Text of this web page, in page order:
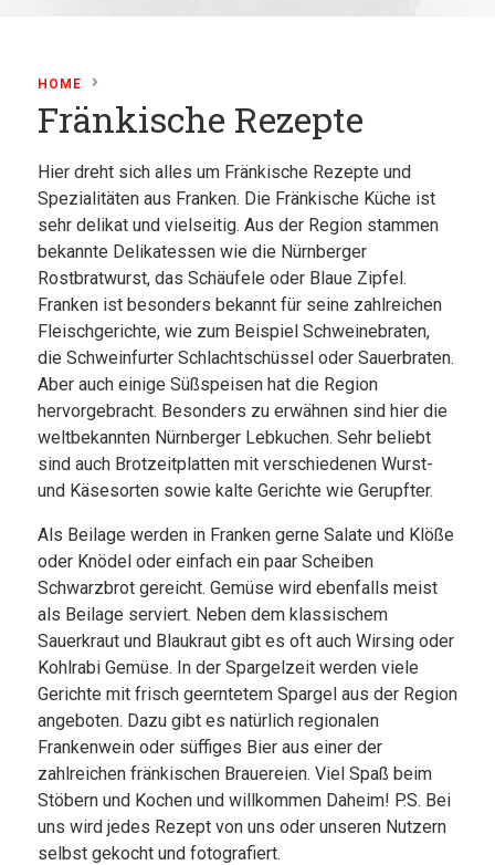
HOME
Fränkische Rezepte
Hier dreht sich alles um Fränkische Rezepte und
Spezialitäten aus Franken. Die Fränkische Küche ist
sehr delikat und vielseitig. Aus der Region stammen
bekannte Delikatessen wie die Nürnberger
Rostbratwurst, das Schäufele oder Blaue Zipfel.
Franken ist besonders bekannt für seine zahlreichen
Fleischgerichte, wie zum Beispiel Schweinebraten,
die Schweinfurter Schlachtschüssel oder Sauerbraten.
Aber auch einige Süßspeisen hat die Region
hervorgebracht. Besonders zu erwähnen sind hier die
weltbekannten Nürnberger Lebkuchen. Sehr beliebt
sind auch Brotzeitplatten mit verschiedenen Wurst-
und Käsesorten sowie kalte Gerichte wie Gerupfter.
Als Beilage werden in Franken gerne Salate und Klöße
oder Knödel oder einfach ein paar Scheiben
Schwarzbrot gereicht. Gemüse wird ebenfalls meist
als Beilage serviert. Neben dem klassischem
Sauerkraut und Blaukraut gibt es oft auch Wirsing oder
Kohlrabi Gemüse. In der Spargelzeit werden viele
Gerichte mit frisch geerntetem Spargel aus der Region
angeboten. Dazu gibt es natürlich regionalen
Frankenwein oder süffiges Bier aus einer der
zahlreichen fränkischen Brauereien. Viel Spaß beim
Stöbern und Kochen und willkommen Daheim! P.S. Bei
uns wird jedes Rezept von uns oder unseren Nutzern
selbst gekocht und fotografiert.